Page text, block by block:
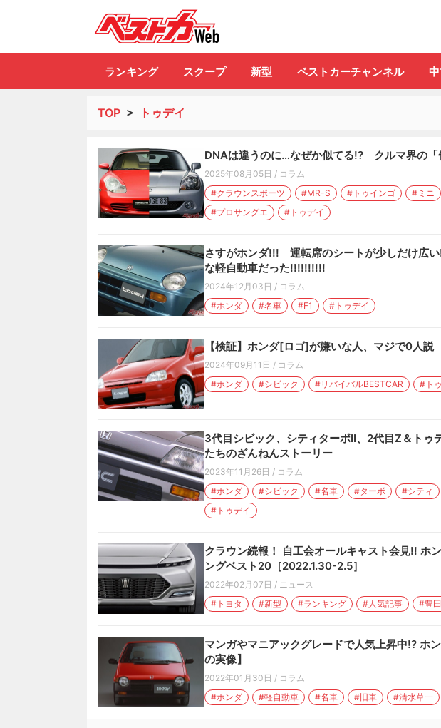
ランキング スクープ 新型 ベストカーチャンネル
TOP > トゥデイ
DNAは違うのに…なぜか似てる!? クルマ界の「
2025年08月05日 / コラム
#クラウンスポーツ
#MR-S #トゥインゴ #ミニ
#プロサングエ
#トゥデイ
さすがホンダ!!! 運転席のシートが少しだけ広
な軽自動車だった!!!!!!!!!!
2024年12月03日 / コラム
#ホンダ
#名車 #F1 #トゥデイ
【検証】ホンダ[ロゴ]が嫌いな人、マジで0人説
2024年09月11日 / コラム
#ホンダ
#シビック #リバイバルBESTCAR #ト
3代目シビック、シティターボII、2代目Z＆ト
たちのざんねんストーリー
2023年11月26日 / コラム
#ホンダ
#シビック #名車 #ターボ #シティ
#トゥデイ
クラウン続報！ 自工会オールキャスト会見!! ホ
ングベスト20［2022.1.30-2.5］
2022年02月07日 / ニュース
#トヨタ
#新型 #ランキング #人気記事 #豊
マンガやマニアックグレードで人気上昇中!? ホ
の実像】
2022年01月30日 / コラム
#ホンダ
#軽自動車 #名車 #旧車 #清水草一